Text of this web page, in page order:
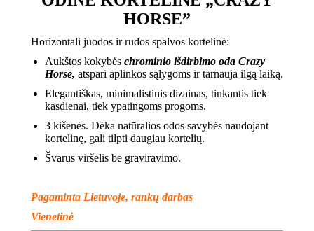
HORSE”
Horizontali juodos ir rudos spalvos kortelinė:
Aukštos kokybės chrominio išdirbimo oda Crazy
Horse, atspari aplinkos sąlygoms ir tarnauja ilgą laiką.
Elegantiškas, minimalistinis dizainas, tinkantis tiek
kasdienai, tiek ypatingoms progoms.
3 kišenės. Dėka natūralios odos savybės naudojant
kortelinę, gali tilpti daugiau kortelių.
Švarus viršelis be graviravimo.
Pagaminta Lietuvoje, rankų darbas
Vienetinė